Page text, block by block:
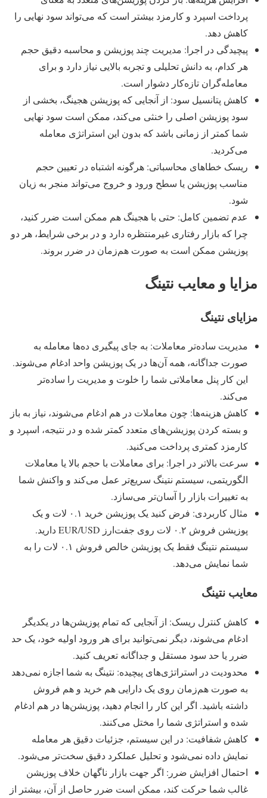
پرداخت اسپرد و کارمزد بیشتر است که می‌تواند سود نهایی را
کاهش دهد.
پیچیدگی در اجرا: مدیریت چند پوزیشن و محاسبه دقیق حجم
هر کدام، به دانش تحلیلی و تجربه بالایی نیاز دارد و برای
معامله‌گران تازه‌کار دشوار است.
کاهش پتانسیل سود: از آنجایی که پوزیشن هجینگ، بخشی از
سود پوزیشن اصلی را خنثی می‌کند، ممکن است سود نهایی
شما کمتر از زمانی باشد که بدون این استراتژی معامله
می‌کردید.
ریسک خطاهای محاسباتی: هرگونه اشتباه در تعیین حجم
مناسب پوزیشن یا سطح ورود و خروج می‌تواند منجر به زیان
شود.
عدم تضمین کامل: حتی با هجینگ هم ممکن است ضرر کنید،
چرا که بازار رفتاری غیرمنتظره دارد و در برخی شرایط، هر دو
پوزیشن ممکن است به صورت هم‌زمان در ضرر بروند.
مزایا و معایب نتینگ
مزایای نتینگ
مدیریت ساده‌تر معاملات: به جای پیگیری ده‌ها معامله به
صورت جداگانه، همه آن‌ها در یک پوزیشن واحد ادغام می‌شوند.
این کار پنل معاملاتی شما را خلوت و مدیریت را ساده‌تر
می‌کند.
کاهش هزینه‌ها: چون معاملات در هم ادغام می‌شوند، نیاز به باز
و بسته کردن پوزیشن‌های متعدد کمتر شده و در نتیجه، اسپرد و
کارمزد کمتری پرداخت می‌کنید.
سرعت بالاتر در اجرا: برای معاملات با حجم بالا یا معاملات
الگوریتمی، سیستم نتینگ سریع‌تر عمل می‌کند و واکنش شما
به تغییرات بازار را آسان‌تر می‌سازد.
مثال کاربردی: فرض کنید یک پوزیشن خرید ۰.۱ لات و یک
پوزیشن فروش ۰.۲ لات روی جفت‌ارز EUR/USD دارید.
سیستم نتینگ فقط یک پوزیشن خالص فروش ۰.۱ لات را به
شما نمایش می‌دهد.
معایب نتینگ
کاهش کنترل ریسک: از آنجایی که تمام پوزیشن‌ها در یکدیگر
ادغام می‌شوند، دیگر نمی‌توانید برای هر ورود اولیه خود، یک حد
ضرر یا حد سود مستقل و جداگانه تعریف کنید.
محدودیت در استراتژی‌های پیچیده: نتینگ به شما اجازه نمی‌دهد
به صورت هم‌زمان روی یک دارایی هم خرید و هم فروش
داشته باشید. اگر این کار را انجام دهید، پوزیشن‌ها در هم ادغام
شده و استراتژی شما را مختل می‌کنند.
کاهش شفافیت: در این سیستم، جزئیات دقیق هر معامله
نمایش داده نمی‌شود و تحلیل عملکرد دقیق سخت‌تر می‌شود.
احتمال افزایش ضرر: اگر جهت بازار ناگهان خلاف پوزیشن
غالب شما حرکت کند، ممکن است ضرر حاصل از آن، بیشتر از